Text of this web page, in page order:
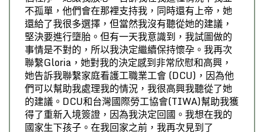
不孤單，他們會在那裡支持我，同時還有上帝，她
還給了我很多選擇，但當然我沒有聽從她的建議，
堅決要進行墮胎。但有一天我意識到，我試圖做的
事情是不對的，所以我決定繼續保持懷孕。我再次
聯繫Gloria，她對我的決定感到非常欣慰和高興，
她告訴我聯繫家庭看護工職業工會 (DCU)，因為他
們可以幫助我處理我的情況，我很高興我聽從了她
的建議。DCU和台灣國際勞工協會(TIWA)幫助我獲
得了重新入境簽證，因為我決定回國。我想在我的
國家生下孩子。在我回家之前，我再次見到了